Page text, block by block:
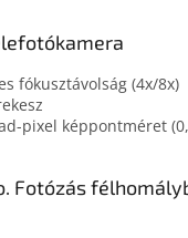
fókusztávolság (4x/8x)
pixel képpontméret
Fotózás